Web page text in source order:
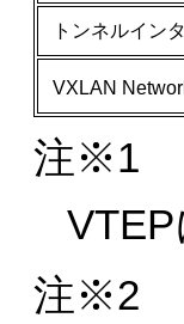
トンネルイン
VXLAN
注※1
注※2